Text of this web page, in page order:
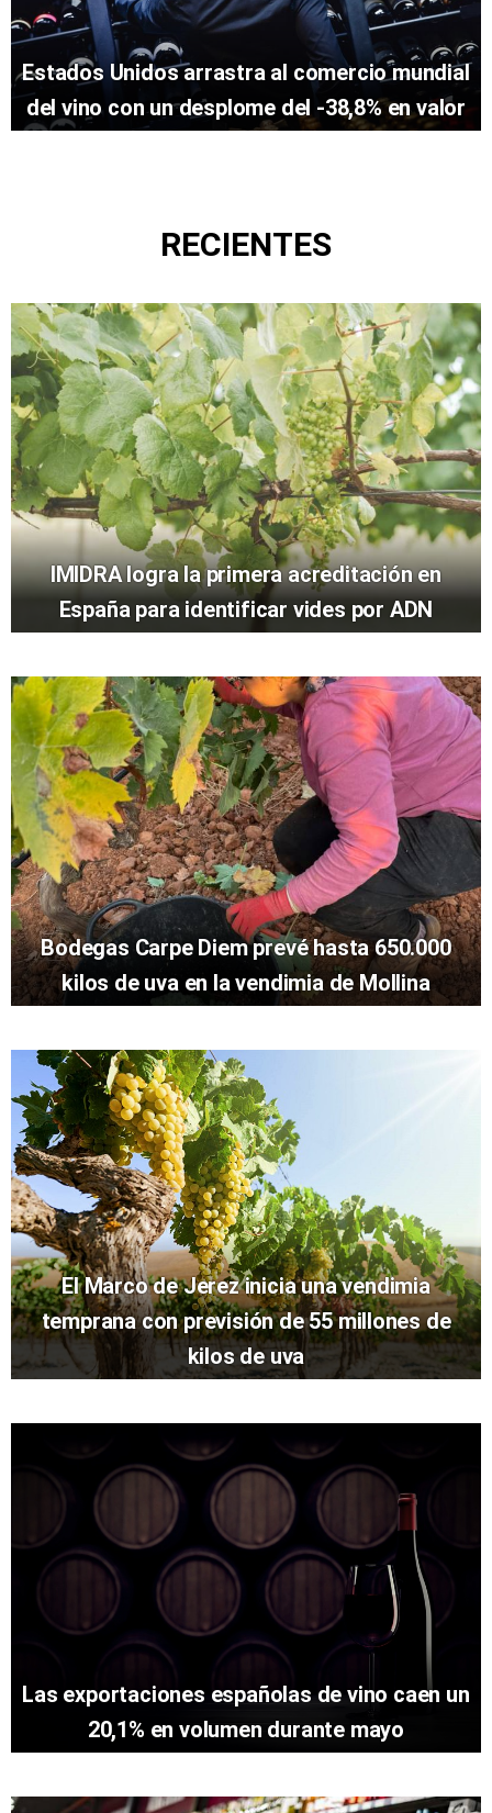
Estados Unidos arrastra al comercio mundial
del vino con un desplome del -38,8% en valor
RECIENTES
IMIDRA logra la primera acreditación en
España para identificar vides por ADN
Bodegas Carpe Diem prevé hasta 650.000
kilos de uva en la vendimia de Mollina
El Marco de Jerez inicia una vendimia
temprana con previsión de 55 millones de
kilos de uva
Las exportaciones españolas de vino caen un
20,1% en volumen durante mayo